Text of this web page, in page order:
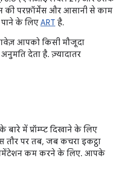
की परफ़ॉर्मेंस और आसानी से काम
पाने के लिए ART है.
आपको किसी मौजूदा
देता है. ज़्यादातर
में प्रॉम्प्ट दिखाने के लिए
तौर पर तब, जब कचरा इकट्ठा
कम करने के लिए. आपके